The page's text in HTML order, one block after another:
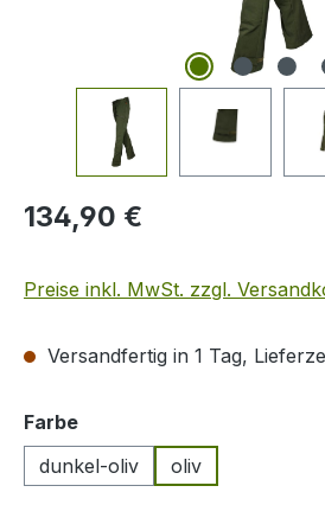
Regulärer Preis:
134,90 €
Preise inkl. MwSt. zzgl.
Versandfertig in 1 Tag,
Farbeauswählen
dunkel-oliv
oliv